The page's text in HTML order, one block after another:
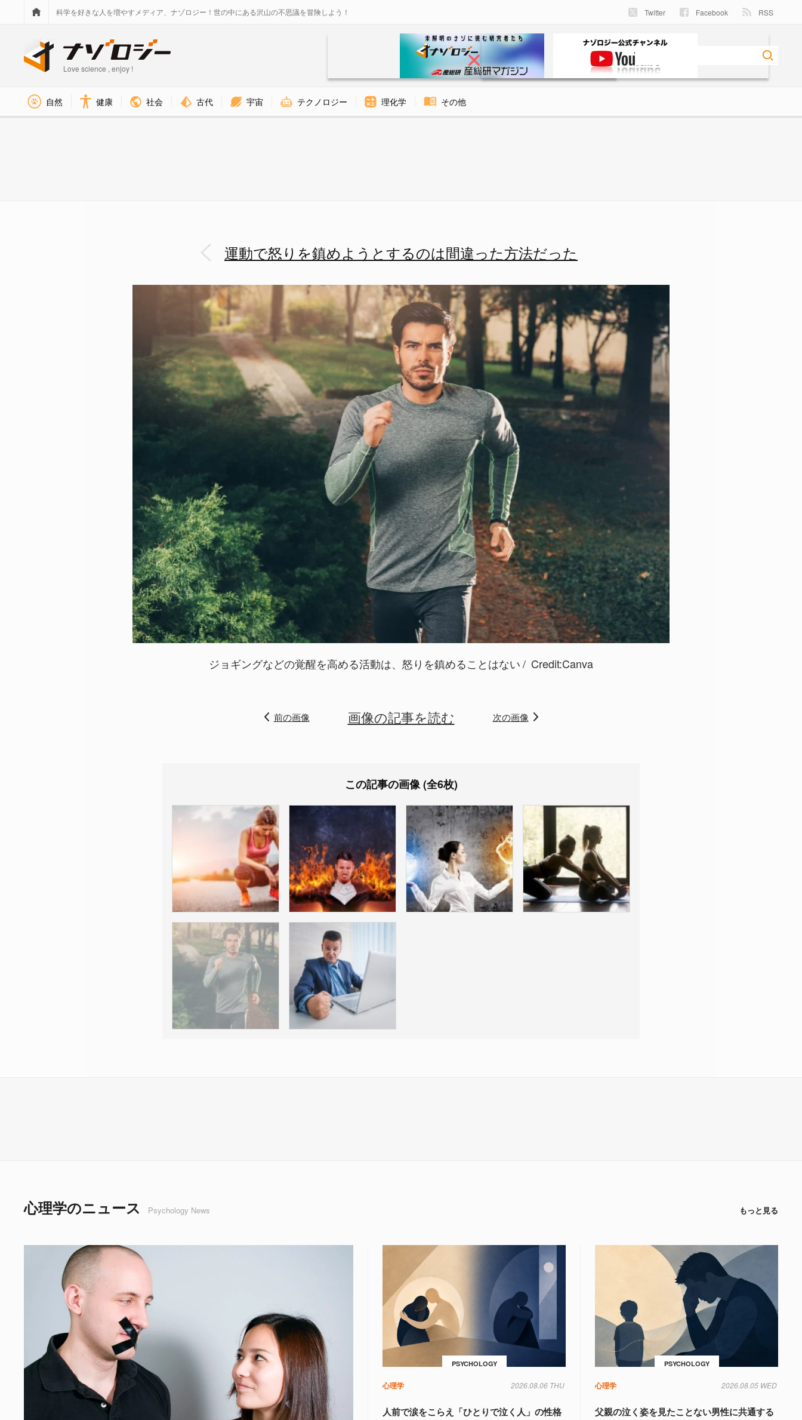
科学を好きな人を増やすメディア、ナゾロジー！世の中にある沢山の不思議を冒険しよう！ Twitter Facebook RSS
Love science , enjoy !
自然 健康 社会 古代 宇宙 テクノロジー 理化学 その他
運動で怒りを鎮めようとするのは間違った方法だった
ジョギングなどの覚醒を高める活動は、怒りを鎮めることはない Credit:Canva
前の画像 画像の記事を読む 次の画像
この記事の画像 (全6枚)
心理学のニュース Psychology News もっと見る
PSYCHOLOGY
心理学 2026.08.06 THU
人前で涙をこらえ「ひとりで泣く人」の性格
PSYCHOLOGY
心理学 2026.08.05 WED
父親の泣く姿を見たことない男性に共通する